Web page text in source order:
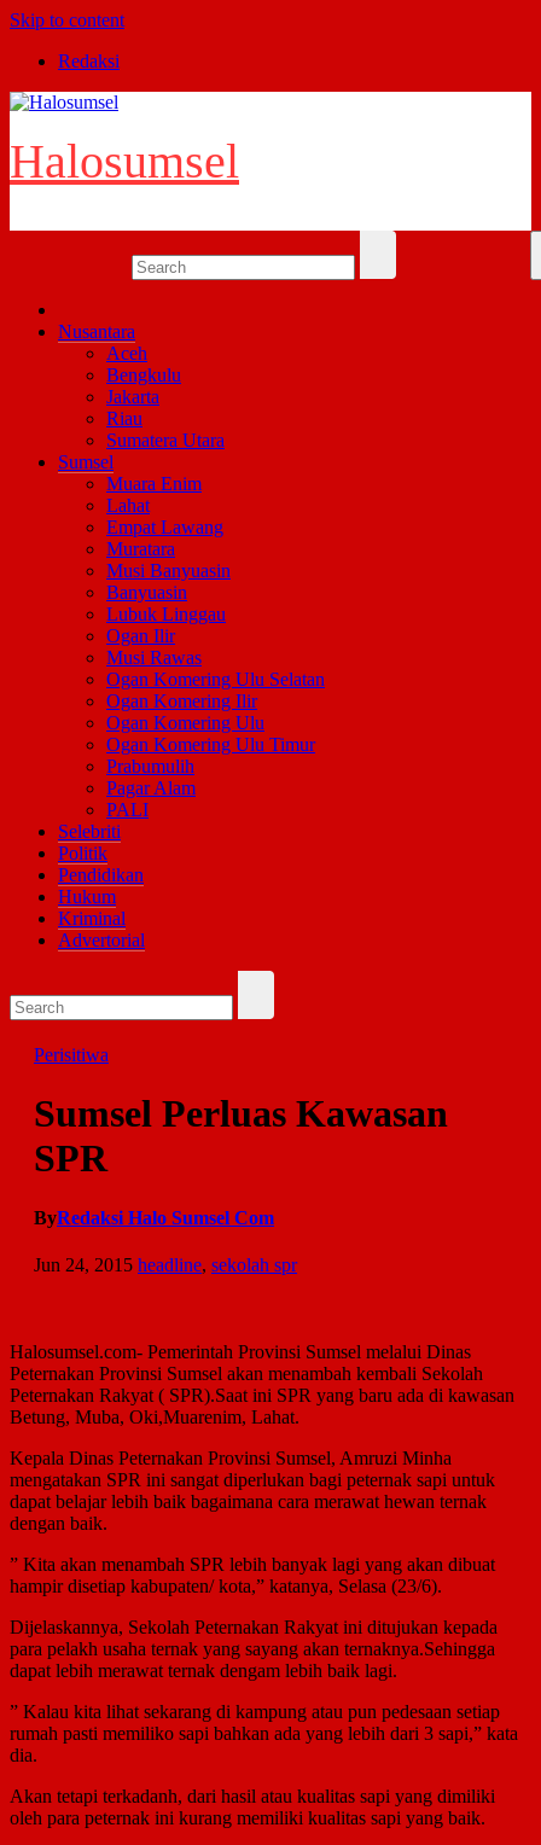
Skip to content
Redaksi
Halosumsel
Nusantara
Aceh
Bengkulu
Jakarta
Riau
Sumatera Utara
Sumsel
Muara Enim
Lahat
Empat Lawang
Muratara
Musi Banyuasin
Banyuasin
Lubuk Linggau
Ogan Ilir
Musi Rawas
Ogan Komering Ulu Selatan
Ogan Komering Ilir
Ogan Komering Ulu
Ogan Komering Ulu Timur
Prabumulih
Pagar Alam
PALI
Selebriti
Politik
Pendidikan
Hukum
Kriminal
Advertorial
Perisitiwa
Sumsel Perluas Kawasan
SPR
ByRedaksi Halo Sumsel Com
Jun 24, 2015 headline, sekolah spr
Halosumsel.com- Pemerintah Provinsi Sumsel melalui Dinas
Peternakan Provinsi Sumsel akan menambah kembali Sekolah
Peternakan Rakyat ( SPR).Saat ini SPR yang baru ada di kawasan
Betung, Muba, Oki,Muarenim, Lahat.
Kepala Dinas Peternakan Provinsi Sumsel, Amruzi Minha
mengatakan SPR ini sangat diperlukan bagi peternak sapi untuk
dapat belajar lebih baik bagaimana cara merawat hewan ternak
dengan baik.
” Kita akan menambah SPR lebih banyak lagi yang akan dibuat
hampir disetiap kabupaten/ kota,” katanya, Selasa (23/6).
Dijelaskannya, Sekolah Peternakan Rakyat ini ditujukan kepada
para pelakh usaha ternak yang sayang akan ternaknya.Sehingga
dapat lebih merawat ternak dengam lebih baik lagi.
” Kalau kita lihat sekarang di kampung atau pun pedesaan setiap
rumah pasti memiliko sapi bahkan ada yang lebih dari 3 sapi,” kata
dia.
Akan tetapi terkadanh, dari hasil atau kualitas sapi yang dimiliki
oleh para peternak ini kurang memiliki kualitas sapi yang baik.